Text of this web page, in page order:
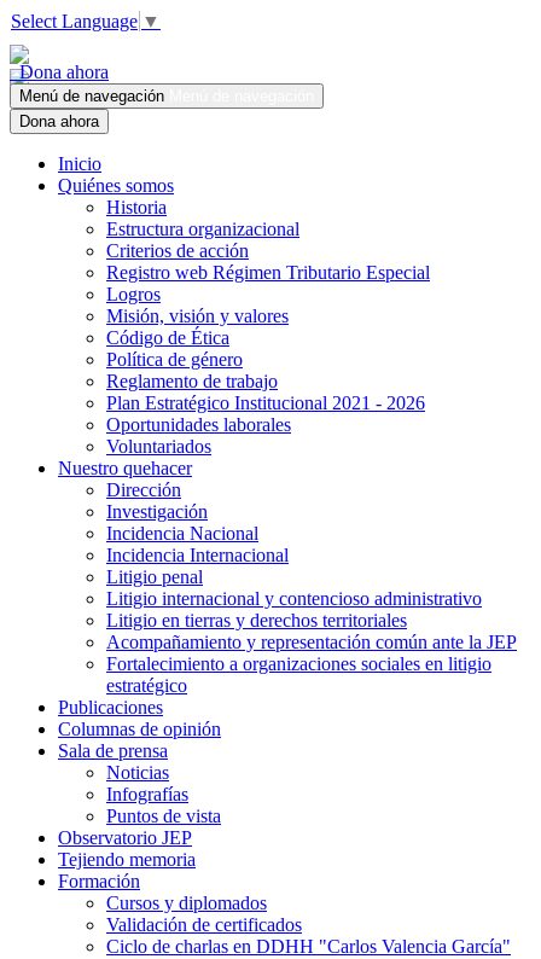
Select Language ▼
Dona ahora
Menú de navegación
Dona ahora
Inicio
Quiénes somos
Historia
Estructura organizacional
Criterios de acción
Registro web Régimen Tributario Especial
Logros
Misión, visión y valores
Código de Ética
Política de género
Reglamento de trabajo
Plan Estratégico Institucional 2021 - 2026
Oportunidades laborales
Voluntariados
Nuestro quehacer
Dirección
Investigación
Incidencia Nacional
Incidencia Internacional
Litigio penal
Litigio internacional y contencioso administrativo
Litigio en tierras y derechos territoriales
Acompañamiento y representación común ante la JEP
Fortalecimiento a organizaciones sociales en litigio
estratégico
Publicaciones
Columnas de opinión
Sala de prensa
Noticias
Infografías
Puntos de vista
Observatorio JEP
Tejiendo memoria
Formación
Cursos y diplomados
Validación de certificados
Ciclo de charlas en DDHH "Carlos Valencia García"